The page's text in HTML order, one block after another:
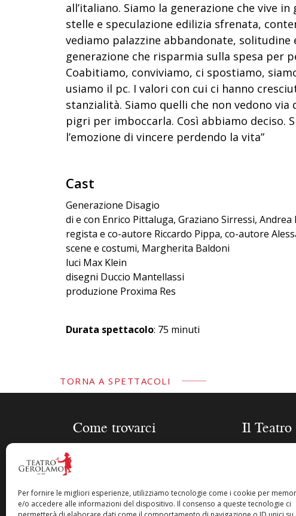
Per fornire le migliori esperienze, utilizziamo tecnologie come i cookie per
e/o accedere alle informazioni del dispositivo. Il consenso a queste tecnologie ci
all’italiano. Siamo la generazione che vive
stelle e speculazione edilizia sfrenata,
vediamo palazzine abbandonate, solitudine
generazione che risparmia sulla spesa per
Coabitiamo, conviviamo, ci spostiamo,
usiamo il pc. I valori con cui ci hanno
stanzialità. Siamo quelli che non vedono
pigri per imboccarla. Così abbiamo deciso.
l’emozione di vincere perdendo la vita”
Cast
Generazione Disagio
di e con Enrico Pittaluga, Graziano Sirressi,
regista e co-autore Riccardo Pippa, co-autore
scene e costumi, Margherita Baldoni
luci Max Klein
disegni Duccio Mantellassi
produzione Proxima Res
Durata spettacolo: 75 minuti
TORNA A SPETTACOLI
Come trovarci
info@teatrogerolamo.it
Il Teatro
Gerolamo
Biografia